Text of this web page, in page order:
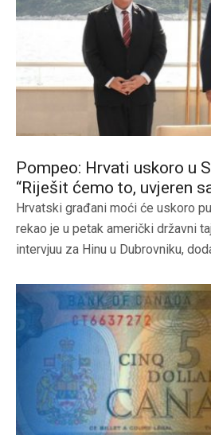
Pompeo: Hrvati uskoro u
“Riješit ćemo to, uvjeren
Hrvatski građani moći će uskoro
rekao je u petak američki državni
intervjuu za Hinu u Dubrovniku,